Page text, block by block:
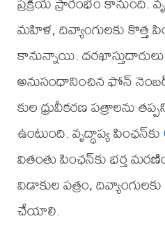
మహిళ, దివ్యాంగులకు కొత్త
కానున్నాయి.
అనుసంధానించిన ఫోన్
కుల ధ్రువీకరణ పత్రాలను
ఉంటుంది. వృద్ధాప్య పింఛన్‌కు
వితంతు పింఛన్‌కు భర్త
విడాకుల పత్రం,
చేయాలి.